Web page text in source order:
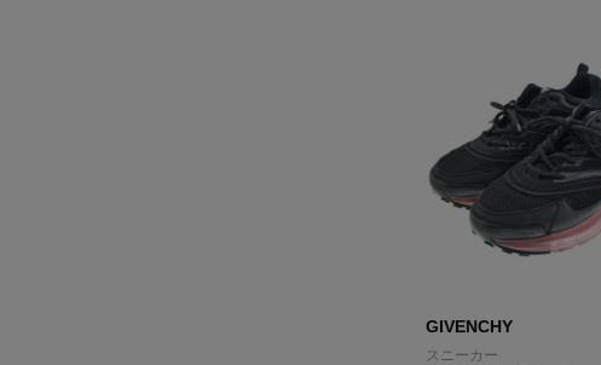
GIVENCHY
スニーカー